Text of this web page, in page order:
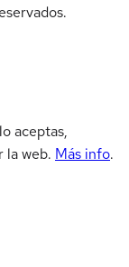
aceptas,
la web. Más info.